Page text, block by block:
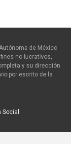
de México
no lucrativos,
y su dirección
por escrito de la